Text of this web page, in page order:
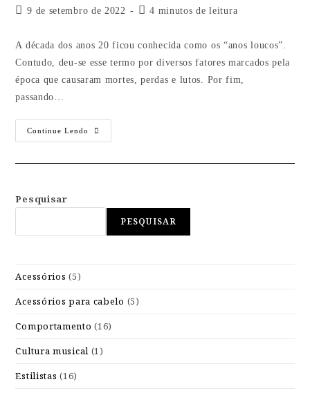
9 de setembro de 2022
4 minutos de leitura
A década dos anos 20 ficou conhecida como os “anos loucos”.
Contudo, deu-se esse termo por diversos fatores marcados pela
época que causaram mortes, perdas e lutos. Por fim,
passando…
Continue Lendo
Pesquisar
PESQUISAR
Acessórios (5)
Acessórios para cabelo (5)
Comportamento (16)
Cultura musical (1)
Estilistas (16)